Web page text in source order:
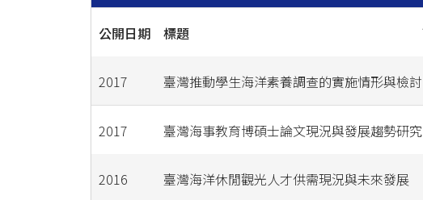
公開日期 標題
2017 臺灣推動學生海洋素養調查的實施情形與檢討
2017 臺灣海事教育博碩士論文現況與發展趨勢研究
2016 臺灣海洋休閒觀光人才供需現況與未來發展